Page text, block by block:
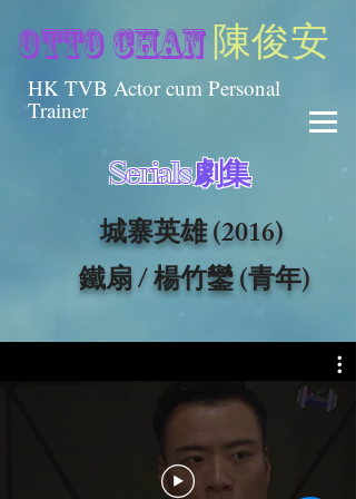
otto chan陳俊安
HK TVB Actor cum Personal
Trainer
Serials 劇集
城寨英雄 (2016)
鐵扇 / 楊竹鑾 (青年)